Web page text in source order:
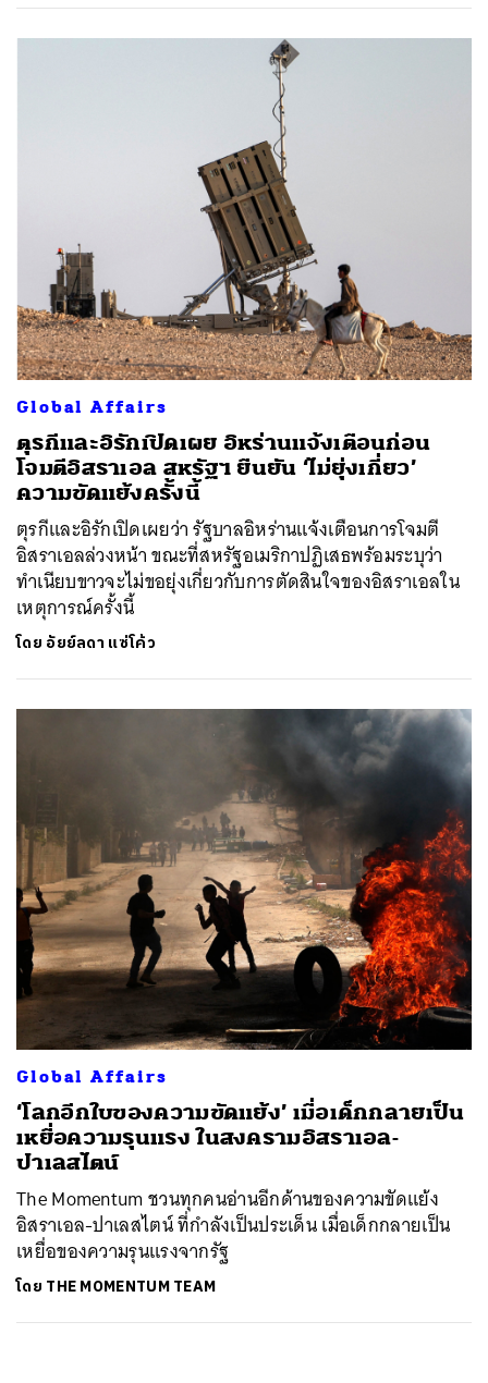
Global Affairs
ตุรกีและอิรักเปิดเผย อิหร่านแจ้งเตือนก่อน
โจมตีอิสราเอล สหรัฐฯ ยืนยัน ‘ไม่ยุ่งเกี่ยว’
ความขัดแย้งครั้งนี้
ตุรกีและอิรักเปิดเผยว่า รัฐบาลอิหร่านแจ้งเตือนการโจมตี
อิสราเอลล่วงหน้า ขณะที่สหรัฐอเมริกาปฏิเสธพร้อมระบุว่า
ทำเนียบขาวจะไม่ขอยุ่งเกี่ยวกับการตัดสินใจของอิสราเอลใน
เหตุการณ์ครั้งนี้
โดย อัยย์ลดา แซ่โค้ว
Global Affairs
‘โลกอีกใบของความขัดแย้ง’ เมื่อเด็กกลายเป็น
เหยื่อความรุนแรง ในสงครามอิสราเอล-
ปาเลสไตน์
The Momentum ชวนทุกคนอ่านอีกด้านของความขัดแย้ง
อิสราเอล-ปาเลสไตน์ ที่กำลังเป็นประเด็น เมื่อเด็กกลายเป็น
เหยื่อของความรุนแรงจากรัฐ
โดย THE MOMENTUM TEAM
SHARE TWEET LINE EMAIL